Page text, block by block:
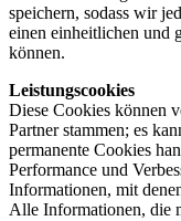
speichern, sodass wir
einen einheitlichen und
können.
Leistungscookies
Diese Cookies können
Partner stammen; es
permanente Cookies
Performance und
Informationen, mit
Alle Informationen, die